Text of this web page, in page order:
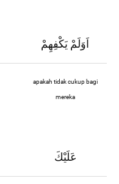
اَوَلَمْ يَكْفِهِمْ
apakah tidak cukup bagi
mereka
عَلَيْكَ